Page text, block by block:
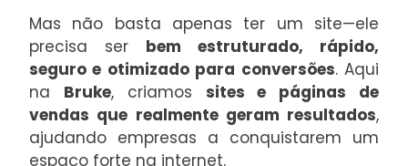
Mas não basta apenas ter um site—ele
precisa ser bem estruturado, rápido,
seguro e otimizado para conversões. Aqui
na Bruke, criamos sites e páginas de
vendas que realmente geram resultados,
ajudando empresas a conquistarem um
espaço forte na internet.